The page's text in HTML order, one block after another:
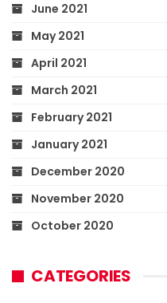
June 2021
May 2021
April 2021
March 2021
February 2021
January 2021
December 2020
November 2020
October 2020
CATEGORIES